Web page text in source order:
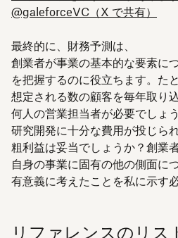
@galeforceVC（X で共有）
最終的に、財務予測は、
創業者が事業の基本的な要素に
を把握するのに役立ちます。たと
想定される数の顧客を毎年取り込
何人の営業担当者が必要でしょ
研究開発に十分な費用が投じら
粗利益は妥当でしょうか？創業
自身の事業に固有の他の側面につ
有意義に考えたことを私に示す
リファレンスのリス